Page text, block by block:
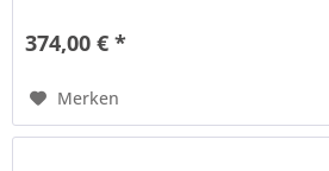
374,00 € *
Merken